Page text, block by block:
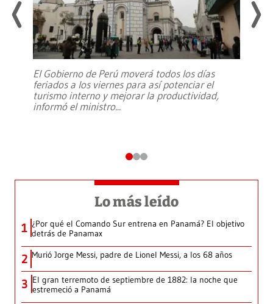
El Gobierno de Perú moverá todos los días
feriados a los viernes para así potenciar el
turismo interno y mejorar la productividad,
informó el ministro...
Lo más leído
1 ¿Por qué el Comando Sur entrena en Panamá? El objetivo
detrás de Panamax
2 Murió Jorge Messi, padre de Lionel Messi, a los 68 años
3 El gran terremoto de septiembre de 1882: la noche que
estremeció a Panamá